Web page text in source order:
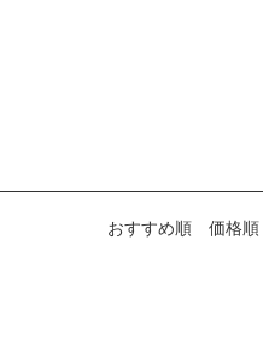
おすすめ順 価格順